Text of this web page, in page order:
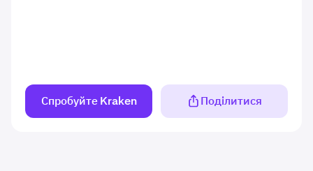
Спробуйте Kraken Поділитися